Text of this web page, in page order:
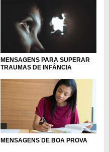
MENSAGENS PARA SUPERAR
TRAUMAS DE INFÂNCIA
MENSAGENS DE BOA PROVA